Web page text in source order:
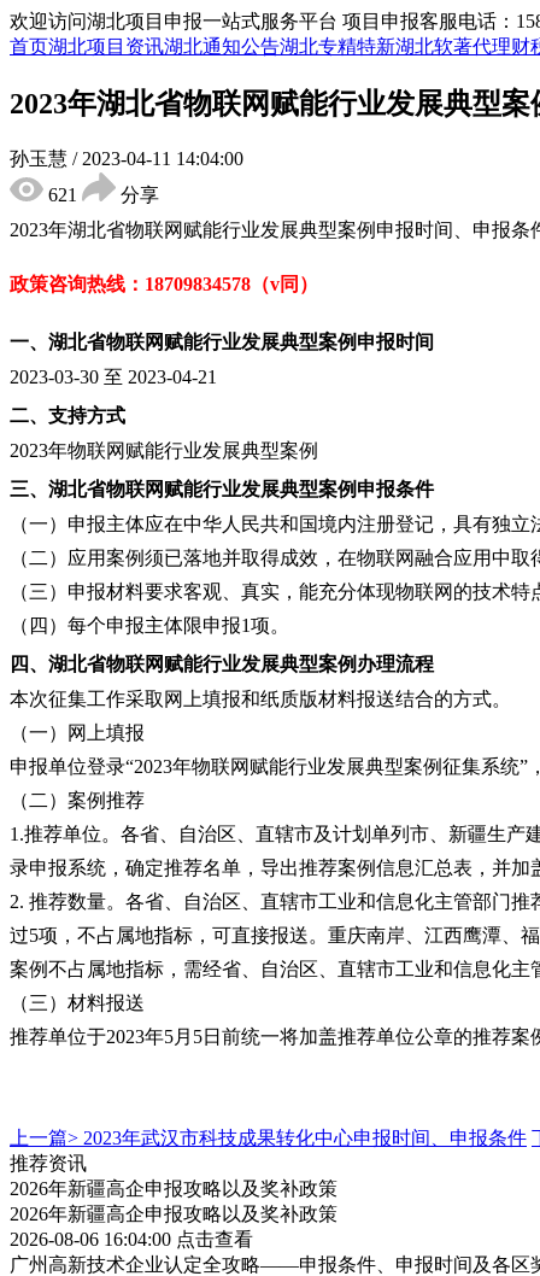
欢迎访问湖北项目申报一站式服务平台 项目申报客服电话：
首页湖北项目资讯湖北通知公告湖北专精特新湖北软著代理财
2023年湖北省物联网赋能行业发展典型
孙玉慧 / 2023-04-11 14:04:00
621
分享
2023年湖北省物联网赋能行业发展典型案例申报时间
、申报
政策咨询热线： 18709834578（v同）
一、 湖北省物联网赋能行业发展典型案例 申报时间
2023-03-30 至 2023-04-21
二、 支持方式
2023年物联网赋能行业发展典型案例
三、 湖北省物联网赋能行业发展典型案例 申报条件
（一）申报主体应在中华人民共和国境内注册登记，具有独
（二）应用案例须已落地并取得成效，在物联网融合应用中
（三）申报材料要求客观、真实，能充分体现物联网的技术
（四）每个申报主体限申报1项。
四、 湖北省物联网赋能行业发展典型案例 办理流程
本次征集工作采取网上填报和纸质版材料报送结合的方式。
（一）网上填报
申报单位登录“2023年物联网赋能行业发展典型案例征集系统
（二）案例推荐
1.推荐单位。各省、自治区、直辖市及计划单列市、新疆生
录申报系统，确定推荐名单，导出推荐案例信息汇总表，并加
2. 推荐数量。各省、自治区、直辖市工业和信息化主管部门
过5项，不占属地指标，可直接报送。重庆南岸、江西鹰潭、
案例不占属地指标，需经省、自治区、直辖市工业和信息化主
（三）材料报送
推荐单位于2023年5月5日前统一将加盖推荐单位公章的推荐
上一篇> 2023年武汉市科技成果转化中心申报时间、申报条件
推荐资讯
2026年新疆高企申报攻略以及奖补政策
2026年新疆高企申报攻略以及奖补政策
2026-08-06 16:04:00 点击查看
广州高新技术企业认定全攻略——申报条件、申报时间及各区